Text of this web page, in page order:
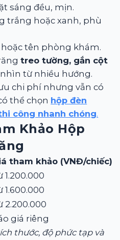
sáng đều, mịn.
trắng hoặc xanh, phù
tên phòng khám.
treo tường, gắn cột
từ nhiều hướng.
chi phí nhưng vẫn có
thể chọn hộp đèn
công nhanh chóng.
Khảo Hộp
tham khảo (VNĐ/chiếc)
1.200.000
1.600.000
2.200.000
giá riêng
thước, độ phức tạp và